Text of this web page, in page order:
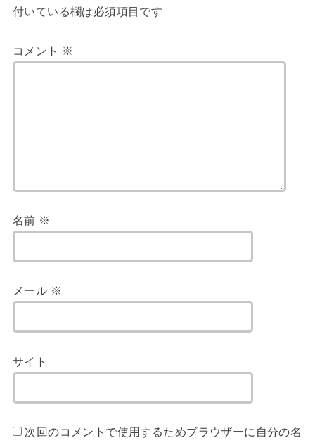
付いている欄は必須項目です
コメント ※
名前 ※
メール ※
サイト
次回のコメントで使用するためブラウザーに自分の名